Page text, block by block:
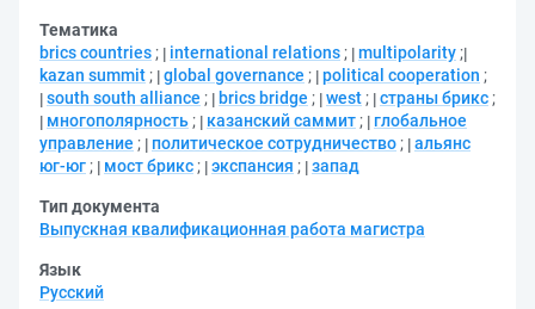
Тематика
brics countries ; international relations ; multipolarity ;
kazan summit ; global governance ; political cooperation ;
south south alliance ; brics bridge ; west ; страны брикс ;
многополярность ; казанский саммит ;
глобальное
управление ; политическое сотрудничество ; альянс
юг-юг ; мост брикс ; экспансия ; запад
Тип документа
Выпускная квалификационная работа магистра
Язык
Русский